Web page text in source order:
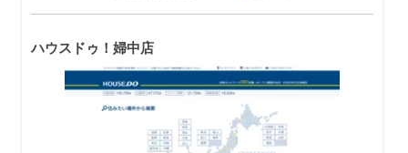
ハウスドゥ！婦中店